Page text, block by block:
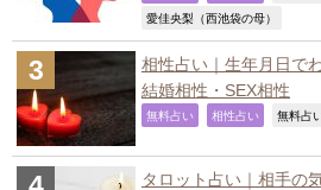
愛佳央梨（西池袋の母）
相性占い｜生年月日で
結婚相性・SEX相性
無料占い 相性占い 無料占
タロット占い｜相手の